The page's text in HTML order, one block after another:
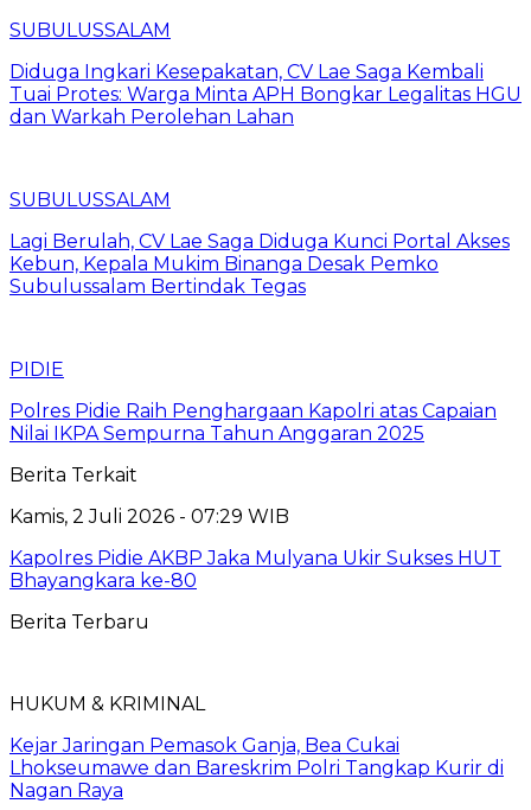
SUBULUSSALAM
Diduga Ingkari Kesepakatan, CV Lae Saga Kembali
Tuai Protes: Warga Minta APH Bongkar Legalitas HGU
dan Warkah Perolehan Lahan
SUBULUSSALAM
Lagi Berulah, CV Lae Saga Diduga Kunci Portal Akses
Kebun, Kepala Mukim Binanga Desak Pemko
Subulussalam Bertindak Tegas
PIDIE
Polres Pidie Raih Penghargaan Kapolri atas Capaian
Nilai IKPA Sempurna Tahun Anggaran 2025
Berita Terkait
Kamis, 2 Juli 2026 - 07:29 WIB
Kapolres Pidie AKBP Jaka Mulyana Ukir Sukses HUT
Bhayangkara ke-80
Berita Terbaru
HUKUM & KRIMINAL
Kejar Jaringan Pemasok Ganja, Bea Cukai
Lhokseumawe dan Bareskrim Polri Tangkap Kurir di
Nagan Raya